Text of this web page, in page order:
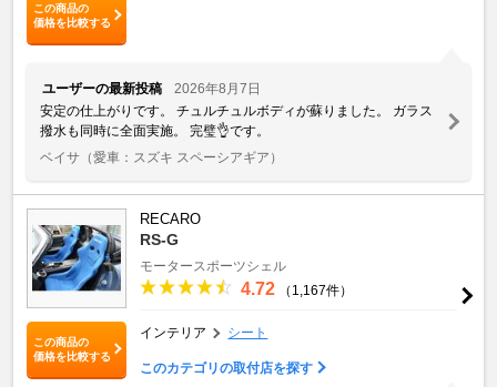
この商品の
価格を比較する
ユーザーの最新投稿
2026年8月7日
安定の仕上がりです。 チュルチュルボディが蘇りました。 ガラス
撥水も同時に全面実施。 完璧👌です。
ベイサ （愛車：スズキ スペーシアギア）
この商品の
価格を比較する
RECARO
RS-G
モータースポーツシェル
4.72 （1,167件）
インテリア シート
このカテゴリの取付店を探す